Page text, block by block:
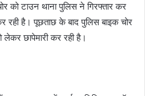
को टाउन थाना पुलिस ने गिरफ्तार कर
रही है। पूछताछ के बाद पुलिस बाइक चोर
लेकर छापेमारी कर रही है।